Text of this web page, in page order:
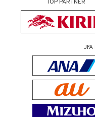
TOP PARTNER
JFA